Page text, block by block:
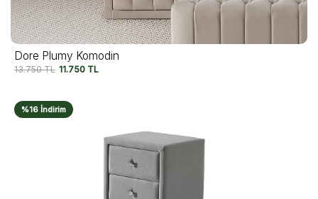
Dore Plumy Komodin
13.750TL 11.750 TL
%16 İndirim